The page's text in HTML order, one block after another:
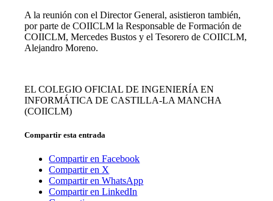
A la reunión con el Director General, asistieron también,
por parte de COIICLM la Responsable de Formación de
COIICLM, Mercedes Bustos y el Tesorero de COIICLM,
Alejandro Moreno.
EL COLEGIO OFICIAL DE INGENIERÍA EN
INFORMÁTICA DE CASTILLA-LA MANCHA
(COIICLM)
Compartir esta entrada
Compartir en Facebook
Compartir en X
Compartir en WhatsApp
Compartir en LinkedIn